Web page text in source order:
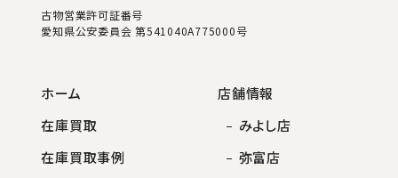
古物営業許可証番号
愛知県公安委員会 第541040A775000号
ホーム
在庫買取
在庫買取事例
店舗情報
みよし店
弥富店